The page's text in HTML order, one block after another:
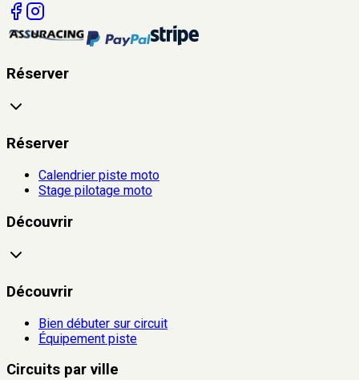
Réserver
Réserver
Calendrier piste moto
Stage pilotage moto
Découvrir
Découvrir
Bien débuter sur circuit
Équipement piste
Circuits par ville